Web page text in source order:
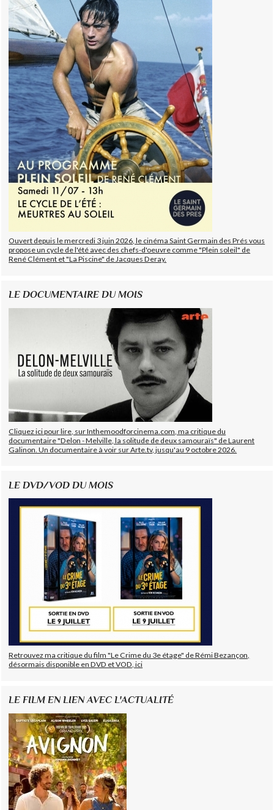
Ouvert depuis le mercredi 3 juin 2026, le cinéma Saint Germain des Prés vous
propose un cycle de l'été avec des chefs-d'oeuvre comme "Plein soleil" de
René Clément et "La Piscine" de Jacques Deray.
LE DOCUMENTAIRE DU MOIS
Cliquez ici pour lire, sur Inthemoodforcinema.com, ma critique du
documentaire "Delon - Melville, la solitude de deux samouraïs" de Laurent
Galinon. Un documentaire à voir sur Arte.tv, jusqu'au 9 octobre 2026.
LE DVD/VOD DU MOIS
Retrouvez ma critique du film "Le Crime du 3e étage" de Rémi Bezançon,
désormais disponible en DVD et VOD, ici
LE FILM EN LIEN AVEC L'ACTUALITÉ